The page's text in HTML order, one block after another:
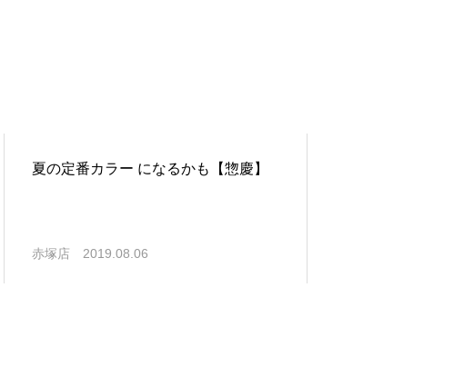
夏の定番カラー になるかも【惣慶】
赤塚店 2019.08.06